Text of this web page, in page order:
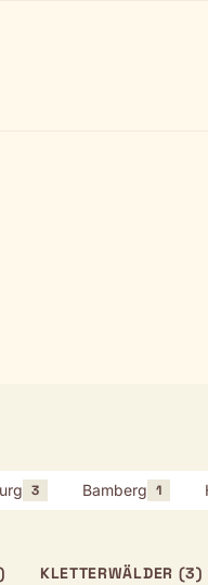
3 Bamberg 1
KLETTERWÄLDER (3)